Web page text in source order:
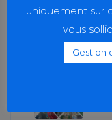
RECENT
uniquement sur
vous
Gestion